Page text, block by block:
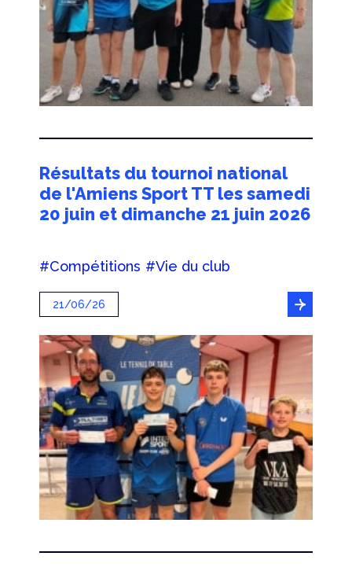
Résultats du tournoi national
de l'Amiens Sport TT les samedi
20 juin et dimanche 21 juin 2026
#Compétitions #Vie du club
21/06/26